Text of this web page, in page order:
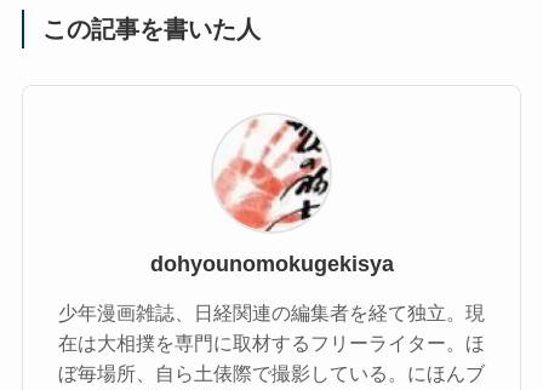
この記事を書いた人
dohyounomokugekisya
少年漫画雑誌、日経関連の編集者を経て独立。現
在は大相撲を専門に取材するフリーライター。ほ
ぼ毎場所、自ら土俵際で撮影している。にほんブ